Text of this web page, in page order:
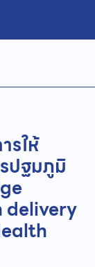
รให้
ปฐมภูมิ
delivery